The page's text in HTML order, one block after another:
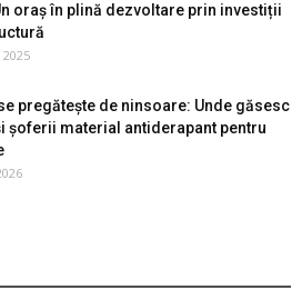
oraș în plină dezvoltare prin investiții
pregătește de ninsoare: Unde găsesc
șoferii material antiderapant pentru